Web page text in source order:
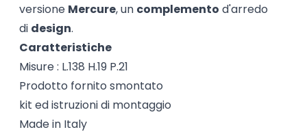
versione Mercure, un complemento d'arredo
di design.
Caratteristiche
Misure : L.138 H.19 P.21
Prodotto fornito smontato
kit ed istruzioni di montaggio
Made in Italy